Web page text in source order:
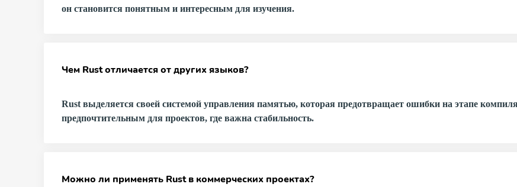
он становится понятным и интересным для изучения.
Чем Rust отличается от других языков?
Rust выделяется своей системой управления памятью, которая предотвращает ошибки на этапе
предпочтительным для проектов, где важна стабильность.
Можно ли применять Rust в коммерческих проектах?